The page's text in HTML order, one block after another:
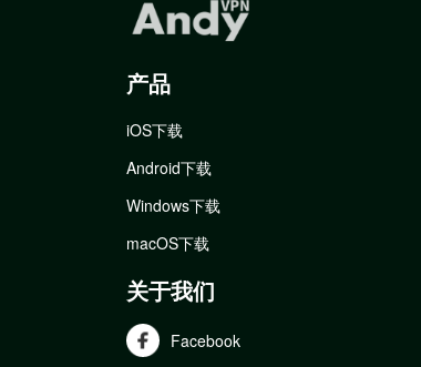
产品
iOS下载
Android下载
Windows下载
macOS下载
关于我们
Facebook